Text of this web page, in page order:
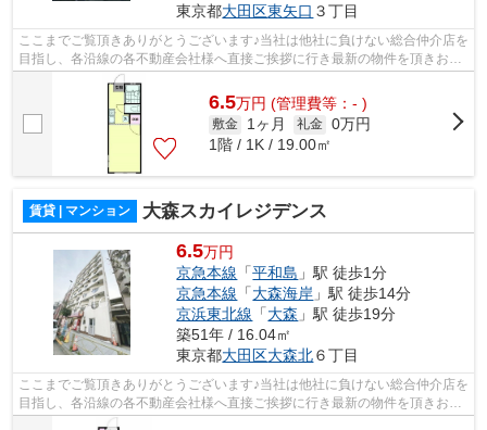
東京都大田区東矢口 ３丁目
ここまでご覧頂きありがとうございます♪当社は他社に負けない総合仲介店を
目指し、各沿線の各不動産会社様へ直接ご挨拶に行き最新の物件を頂きお客
様へ提供しております！最新の情報は...
6.5万円 (管理費等：- )
敷金 1ヶ月 礼金 0万円
1階 / 1K / 19.00㎡
賃貸 | マンション 大森スカイレジデンス
6.5万円
京急本線 「平和島 」駅 徒歩1分
京急本線 「大森海岸 」駅 徒歩14分
京浜東北線 「大森 」駅 徒歩19分
築51年 / 16.04㎡
東京都大田区大森北６丁目
ここまでご覧頂きありがとうございます♪当社は他社に負けない総合仲介店を
目指し、各沿線の各不動産会社様へ直接ご挨拶に行き最新の物件を頂きお客
様へ提供しております！最新の情報は...